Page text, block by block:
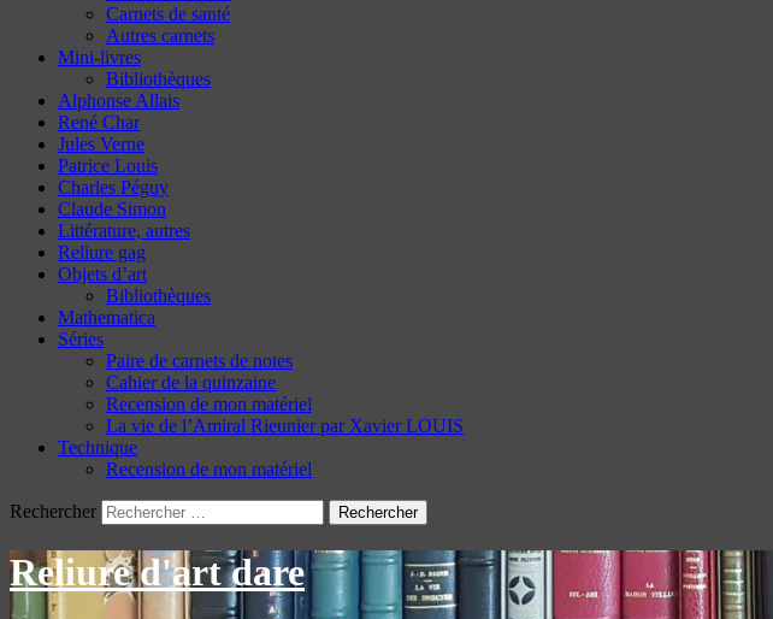
Carnets de santé
Autres carnets
Mini-livres
Bibliothèques
Alphonse Allais
René Char
Jules Verne
Patrice Louis
Charles Péguy
Claude Simon
Littérature, autres
Reliure gag
Objets d’art
Bibliothèques
Mathematica
Séries
Paire de carnets de notes
Cahier de la quinzaine
Recension de mon matériel
La vie de l’Amiral Rieunier par Xavier LOUIS
Technique
Recension de mon matériel
Rechercher
Reliure d'art dare